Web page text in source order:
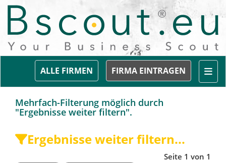
FIRMA EINTRAGEN
ALLE FIRMEN
Mehrfach-Filterung möglich durch
"Ergebnisse weiter filtern".
Ergebnisse weiter filtern...
Seite 1 von 1